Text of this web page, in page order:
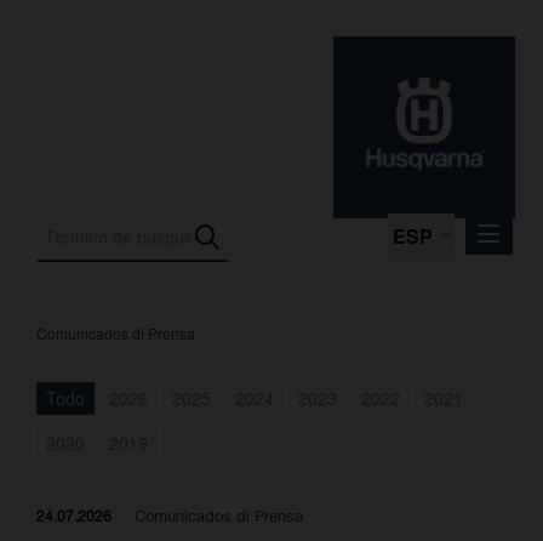
ESP
Comunicados di Prensa
Media
Contacto
Comunicados di Prensa
Todo
24.07.2026 Comunicados di Prensa